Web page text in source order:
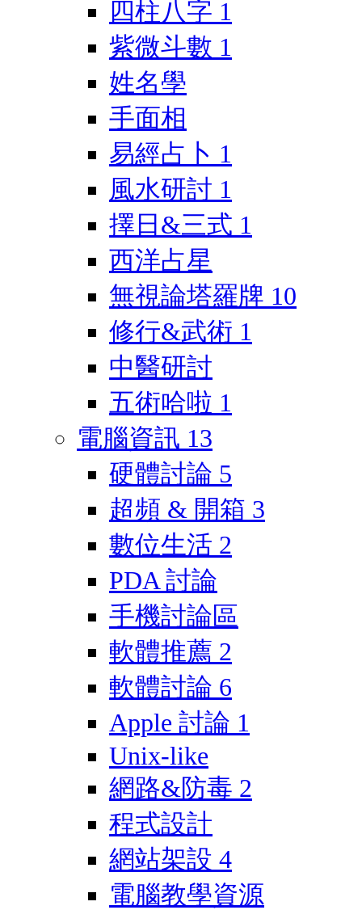
四柱八字 1
紫微斗數 1
姓名學
手面相
易經占卜 1
風水研討 1
擇日&三式 1
西洋占星
無視論塔羅牌 10
修行&武術 1
中醫研討
五術哈啦 1
電腦資訊 13
硬體討論 5
超頻 & 開箱 3
數位生活 2
PDA 討論
手機討論區
軟體推薦 2
軟體討論 6
Apple 討論 1
Unix-like
網路&防毒 2
程式設計
網站架設 4
電腦教學資源